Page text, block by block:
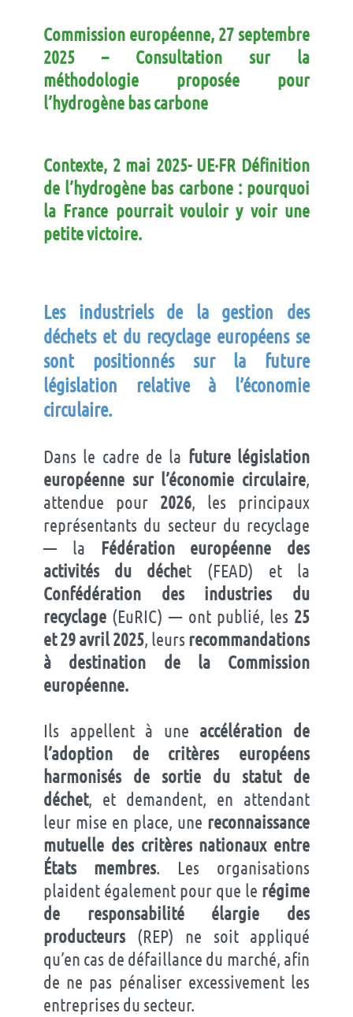
Commission européenne, 27 septembre
2025 – Consultation sur la
méthodologie proposée pour
l’hydrogène bas carbone
Contexte, 2 mai 2025- UE·FR Définition
de l’hydrogène bas carbone : pourquoi
la France pourrait vouloir y voir une
petite victoire.
Les industriels de la gestion des
déchets et du recyclage européens se
sont positionnés sur la future
législation relative à l’économie
circulaire.
Dans le cadre de la future législation
européenne sur l’économie circulaire,
attendue pour 2026, les principaux
représentants du secteur du recyclage
— la Fédération européenne des
activités du déchet (FEAD) et la
Confédération des industries du
recyclage (EuRIC) — ont publié, les 25
et 29 avril 2025, leursrecommandations
à destination de la Commission
européenne.
Ils appellent à une accélération de
l’adoption de critères européens
harmonisés de sortie du statut de
déchet, et demandent, en attendant
leur mise en place, une reconnaissance
mutuelle des critères nationaux entre
États membres. Les organisations
plaident également pour que le régime
de responsabilité élargie des
producteurs(REP) ne soit appliqué
qu’en cas de défaillance du marché, afin
de ne pas pénaliser excessivement les
entreprises du secteur.